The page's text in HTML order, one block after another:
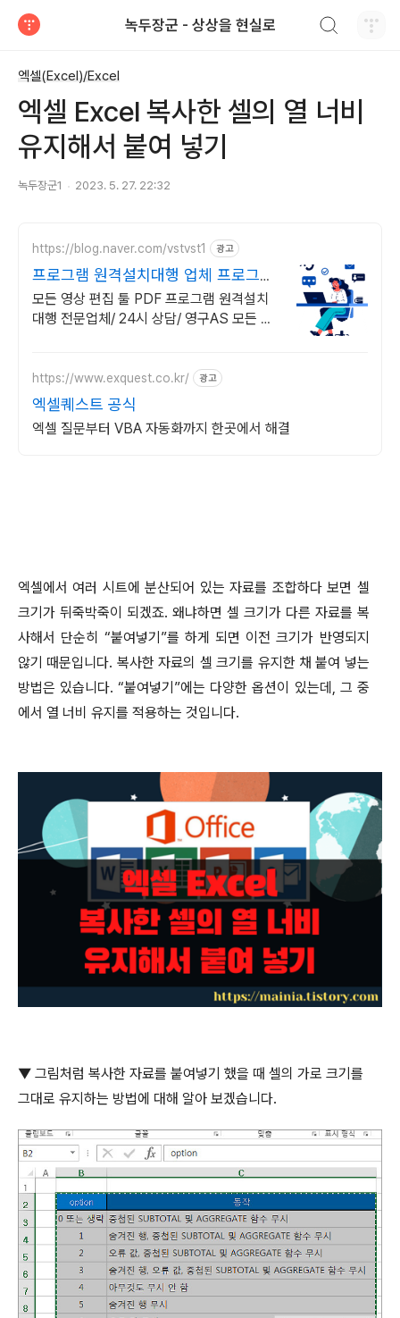
녹두장군 - 상상을 현실로
엑셀(Excel)/Excel
엑셀 Excel 복사한 셀의 열 너비
유지해서 붙여 넣기
녹두장군1 2023. 5. 27. 22:32
https://blog.naver.com/vstvst1 광고
프로그램 원격설치대행 업체 프로그램
원격설치대행 전문
모든 영상 편집 툴 PDF 프로그램 원격설치
대행 전문업체/ 24시 상담/ 영구AS 모든 영
https://www.exquest.co.kr/ 광고
엑셀퀘스트 공식
엑셀 질문부터 VBA 자동화까지 한곳에서 해결
엑셀에서 여러 시트에 분산되어 있는 자료를 조합하다 보면 셀
크기가 뒤죽박죽이 되겠죠. 왜냐하면 셀 크기가 다른 자료를 복
사해서 단순히 “붙여넣기 ”를 하게 되면 이전 크기가 반영되지
않기 때문입니다. 복사한 자료의 셀 크기를 유지한 채 붙여 넣는
방법은 있습니다. “붙여넣기 ”에는 다양한 옵션이 있는데 , 그 중
에서 열 너비 유지를 적용하는 것입니다.
▼ 그림처럼 복사한 자료를 붙여넣기 했을 때 셀의 가로 크기를
그대로 유지하는 방법에 대해 알아 보겠습니다.